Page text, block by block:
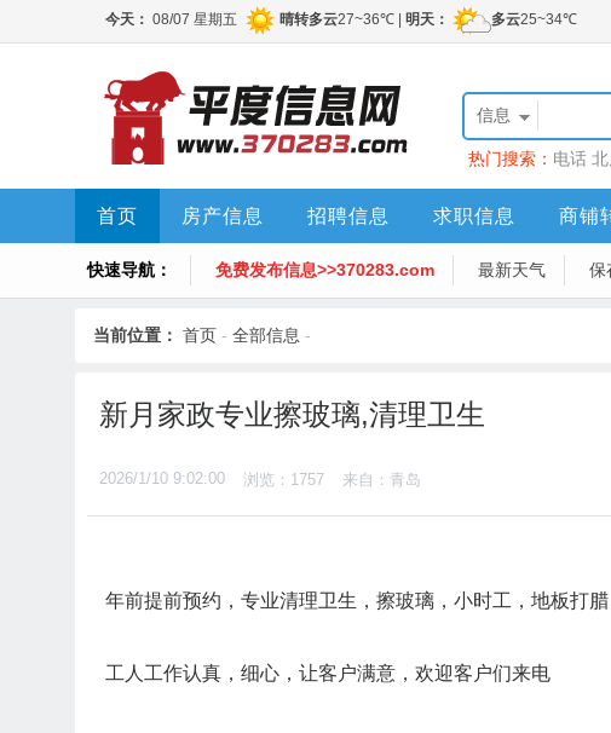
信息
热门搜索： 电话
首页 房产信息 招聘信息 求职信息 商铺
快速导航： 免费发布信息>>370283.com 最新天气 保
当前位置： 首页 - 全部信息 -
新月家政专业擦玻璃,清理卫生
2026/1/10 9:02:00 浏览：1757 来自：青岛
年前提前预约，专业清理卫生，擦玻璃，小时工，地板打
工人工作认真，细心，让客户满意，欢迎客户们来电